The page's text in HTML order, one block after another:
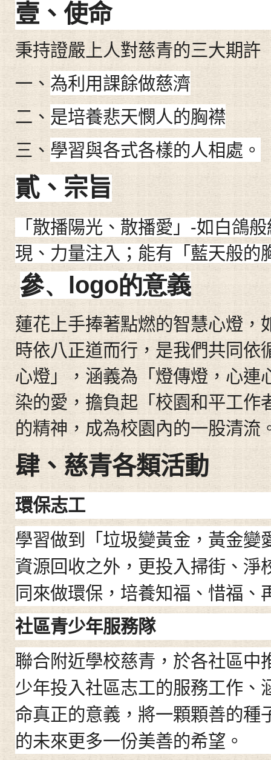
壹 、 使命
秉持證嚴上人對慈青的三大期許
一 、 為利用課餘做慈濟
二 、 是培養悲天憫人的胸襟
三 、 學習與各式各樣的人相處。
貳、 宗旨
「散播陽光、散播愛」 -如白鴿
現、力量注入；能有「藍天般的
參、 logo的意義
蓮花上手捧著點燃的智慧心燈
時依八正道而行，是我們共同
心燈」，涵義為「燈傳燈，心
染的愛，擔負起「校園和平工
的精神，成為校園內的一股清流
肆、 慈青各類活動
環保志工
學習做到「垃圾變黃金，黃金
資源回收之外，更投入掃街、
同來做環保，培養知福、惜福、
社區青少年服務隊
聯合附近學校慈青 ， 於各社區中
少年投入社區志工的服務工作
命真正的意義，將一顆顆善的
的未來更多一份美善的希望。